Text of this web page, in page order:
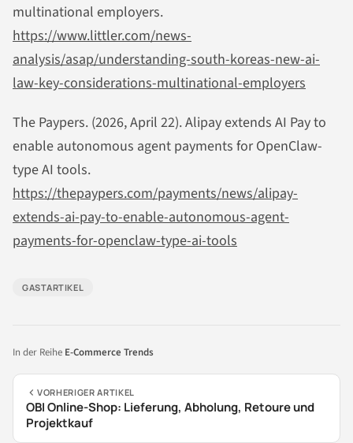
multinational employers.
https://www.littler.com/news-
analysis/asap/understanding-south-koreas-new-ai-
law-key-considerations-multinational-employers
The Paypers. (2026, April 22). Alipay extends AI Pay to
enable autonomous agent payments for OpenClaw-
type AI tools.
https://thepaypers.com/payments/news/alipay-
extends-ai-pay-to-enable-autonomous-agent-
payments-for-openclaw-type-ai-tools
GASTARTIKEL
In der Reihe E-Commerce Trends
VORHERIGER ARTIKEL
OBI Online-Shop: Lieferung, Abholung, Retoure und
Projektkauf